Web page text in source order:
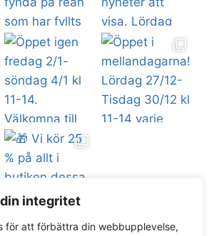
integritet
för att förbättra din webbupplevelse,